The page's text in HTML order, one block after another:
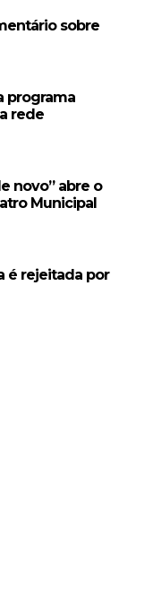
sobre
programa
rede
novo” abre o
Municipal
é rejeitada por